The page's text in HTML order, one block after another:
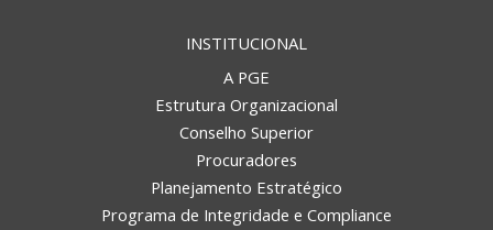
INSTITUCIONAL
A PGE
Estrutura Organizacional
Conselho Superior
Procuradores
Planejamento Estratégico
Programa de Integridade e Compliance